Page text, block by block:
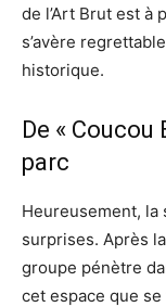
de l’Art Brut est à
s’avère
historique.
De « Coucou
parc
Heureusement,
surprises. Après
groupe pénètre
cet espace que